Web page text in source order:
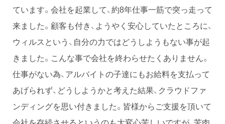
ています。会社を起業して、約8年仕事一筋で突っ走って
来ました。顧客も付き、ようやく安心していたところに、
ウィルスという、自分の力ではどうしようもない事が起
きました。こんな事で会社を終わらせたくありません。
仕事がない為、アルバイトの子達にもお給料を支払って
あげられず、どうしようかと考えた結果、クラウドファ
ンディングを思い付きました。皆様からご支援を頂いて